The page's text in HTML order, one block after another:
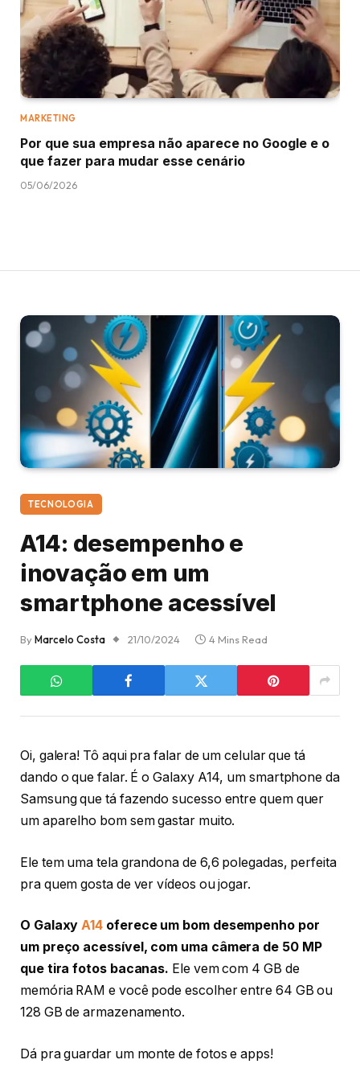
MARKETING
Por que sua empresa não aparece no Google e o
que fazer para mudar esse cenário
05/06/2026
TECNOLOGIA
A14: desempenho e
inovação em um
smartphone acessível
ByMarcelo Costa 21/10/2024 4 Mins Read
Oi, galera! Tô aqui pra falar de um celular que tá
dando o que falar. É o Galaxy A14, um smartphone da
Samsung que tá fazendo sucesso entre quem quer
um aparelho bom sem gastar muito.
Ele tem uma tela grandona de 6,6 polegadas, perfeita
pra quem gosta de ver vídeos ou jogar.
O GalaxyA14 oferece um bom desempenho por
um preço acessível, com uma câmera de 50 MP
que tira fotos bacanas. Ele vem com 4 GB de
memória RAM e você pode escolher entre 64 GB ou
128 GB de armazenamento.
Dá pra guardar um monte de fotos e apps!